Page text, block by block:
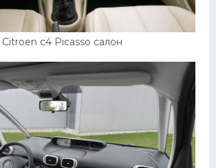
Citroen c4 Picasso салон